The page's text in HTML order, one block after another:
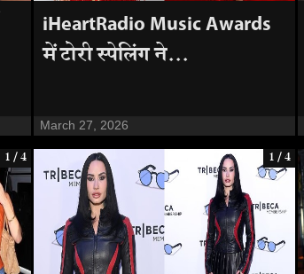
iHeartRadio Music Awards
में टोरी स्पेलिंग ने...
March 27, 2026
1 / 4 1 / 4